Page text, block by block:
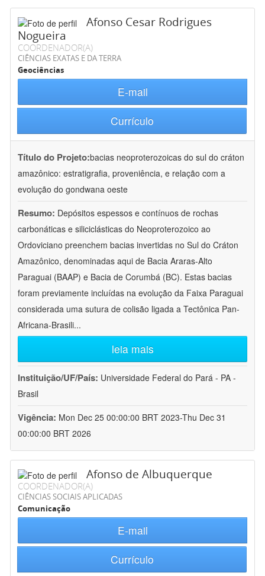
Afonso Cesar Rodrigues
Nogueira
COORDENADOR(A)
CIÊNCIAS EXATAS E DA TERRA
Geociências
E-mail
Currículo
Título do Projeto:bacias neoproterozoicas do sul do cráton
amazônico: estratigrafia, proveniência, e relação com a
evolução do gondwana oeste
Resumo: Depósitos espessos e contínuos de rochas
carbonáticas e siliciclásticas do Neoproterozoico ao
Ordoviciano preenchem bacias invertidas no Sul do Cráton
Amazônico, denominadas aqui de Bacia Araras-Alto
Paraguai (BAAP) e Bacia de Corumbá (BC). Estas bacias
foram previamente incluídas na evolução da Faixa Paraguai
considerada uma sutura de colisão ligada a Tectônica Pan-
Africana-Brasili...
leia mais
Instituição/UF/País: Universidade Federal do Pará - PA -
Brasil
Vigência: Mon Dec 25 00:00:00 BRT 2023-Thu Dec 31
00:00:00 BRT 2026
Afonso de Albuquerque
COORDENADOR(A)
CIÊNCIAS SOCIAIS APLICADAS
Comunicação
E-mail
Currículo